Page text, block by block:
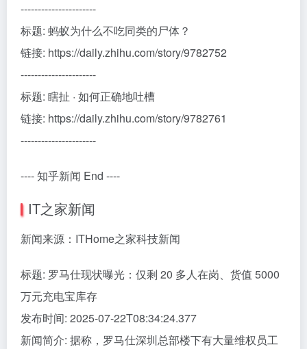
----------------------
标题: 蚂蚁为什么不吃同类的尸体？
链接: https://daily.zhihu.com/story/9782752
----------------------
标题: 瞎扯 · 如何正确地吐槽
链接: https://daily.zhihu.com/story/9782761
----------------------
---- 知乎新闻 End ----
IT之家新闻
新闻来源：ITHome之家科技新闻
标题: 罗马仕现状曝光：仅剩 20 多人在岗、货值 5000
万元充电宝库存
发布时间: 2025-07-22T08:34:24.377
新闻简介: 据称，罗马仕深圳总部楼下有大量维权员工